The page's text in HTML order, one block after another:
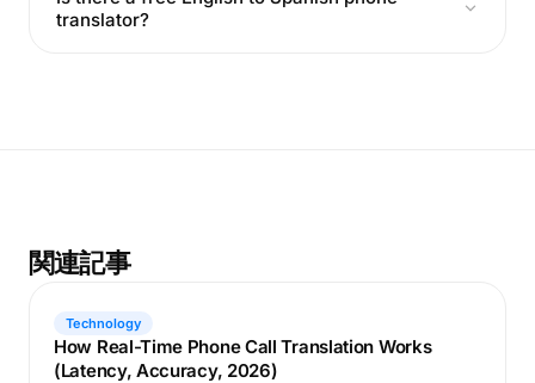
translator?
関連記事
Technology
How Real-Time Phone Call Translation Works
(Latency, Accuracy, 2026)